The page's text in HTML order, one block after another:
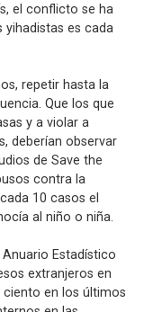
el conflicto se ha
yihadistas es cada
repetir hasta la
Que los que
y a violar a
deberían observar
de Save the
contra la
10 casos el
al niño o niña.
Estadístico
extranjeros en
ciento en los últimos